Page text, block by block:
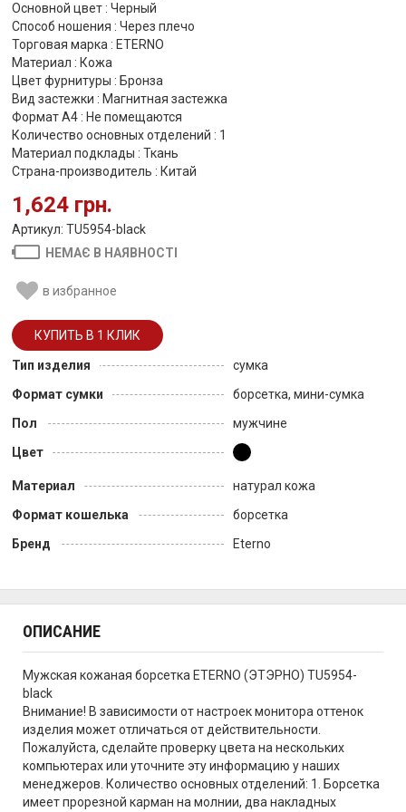
Основной цвет : Черный
Способ ношения : Через плечо
Торговая марка : ETERNO
Материал : Кожа
Цвет фурнитуры : Бронза
Вид застежки : Магнитная застежка
Формат А4 : Не помещаются
Количество основных отделений : 1
Материал подклады : Ткань
Страна-производитель : Китай
1,624 грн.
Артикул: TU5954-black
НЕМАЄ В НАЯВНОСТІ
в избранное
Тип изделия
сумка
Формат сумки
борсетка, мини-сумка
Пол
мужчине
Цвет
Материал
натурал кожа
Формат кошелька
борсетка
Бренд
Eterno
ОПИСАНИЕ
Мужская кожаная борсетка ETERNO (ЭТЭРНО) TU5954-
black
Внимание! В зависимости от настроек монитора оттенок
изделия может отличаться от действительности.
Пожалуйста, сделайте проверку цвета на нескольких
компьютерах или уточните эту информацию у наших
менеджеров. Количество основных отделений: 1. Борсетка
имеет прорезной карман на молнии, два накладных